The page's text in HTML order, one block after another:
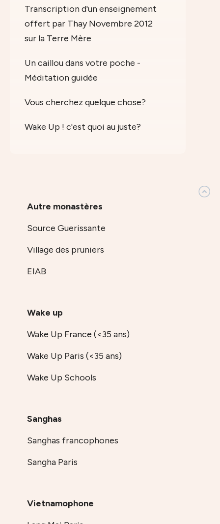
Transcription d'un enseignement
offert par Thay Novembre 2012
sur la Terre Mère
Un caillou dans votre poche -
Méditation guidée
Vous cherchez quelque chose?
Wake Up ! c'est quoi au juste?
Autre monastères
Source Guerissante
Village des pruniers
EIAB
Wake up
Wake Up France (<35 ans)
Wake Up Paris (<35 ans)
Wake Up Schools
Sanghas
Sanghas francophones
Sangha Paris
Vietnamophone